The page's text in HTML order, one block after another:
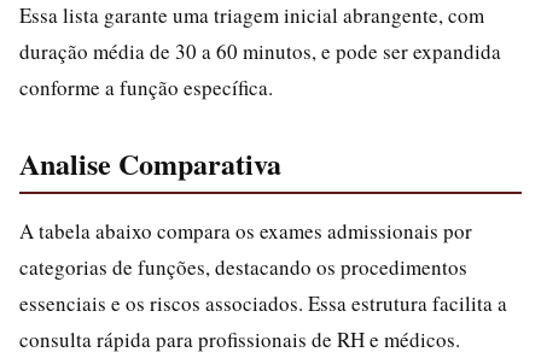
Essa lista garante uma triagem inicial abrangente, com
duração média de 30 a 60 minutos, e pode ser expandida
conforme a função específica.
Analise Comparativa
A tabela abaixo compara os exames admissionais por
categorias de funções, destacando os procedimentos
essenciais e os riscos associados. Essa estrutura facilita a
consulta rápida para profissionais de RH e médicos.